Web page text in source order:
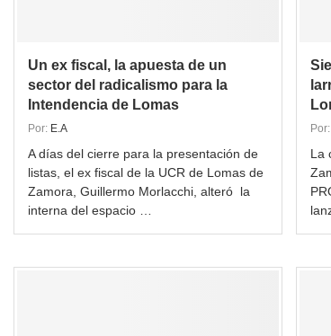
Un ex fiscal, la apuesta de un
sector del radicalismo para la
Intendencia de Lomas
Por: E.A
A días del cierre para la presentación de
listas, el ex fiscal de la UCR de Lomas de
Zamora, Guillermo Morlacchi, alteró la
interna del espacio …
Por:
La